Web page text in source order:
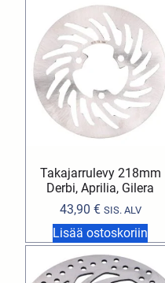
Takajarrulevy 218mm
Derbi, Aprilia, Gilera
43,90 € SIS. ALV
Lisää ostoskoriin